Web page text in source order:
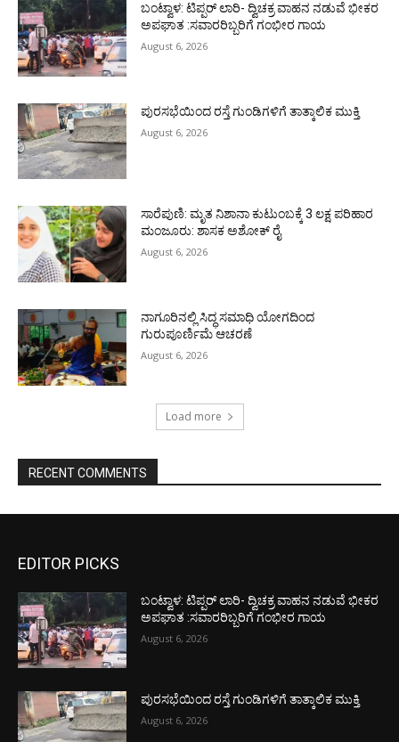
ಬಂಟ್ವಾಳ: ಟಿಪ್ಪರ್ ಲಾರಿ- ದ್ವಿಚಕ್ರ ವಾಹನ ನಡುವೆ ಭೀಕರ
ಅಪಘಾತ :ಸವಾರರಿಬ್ಬರಿಗೆ ಗಂಭೀರ ಗಾಯ
August 6, 2026
ಪುರಸಭೆಯಿಂದ ರಸ್ತೆ ಗುಂಡಿಗಳಿಗೆ ತಾತ್ಕಾಲಿಕ ಮುಕ್ತಿ
August 6, 2026
ಸಾರೆಪುಣಿ: ಮೃತ ನಿಶಾನಾ ಕುಟುಂಬಕ್ಕೆ 3 ಲಕ್ಷ ಪರಿಹಾರ
ಮಂಜೂರು: ಶಾಸಕ ಅಶೋಕ್ ರೈ
August 6, 2026
ನಾಗೂರಿನಲ್ಲಿ ಸಿದ್ಧ ಸಮಾಧಿ ಯೋಗದಿಂದ
ಗುರುಪೂರ್ಣಿಮೆ ಆಚರಣೆ
August 6, 2026
Load more
RECENT COMMENTS
EDITOR PICKS
ಬಂಟ್ವಾಳ: ಟಿಪ್ಪರ್ ಲಾರಿ- ದ್ವಿಚಕ್ರ ವಾಹನ ನಡುವೆ ಭೀಕರ
ಅಪಘಾತ :ಸವಾರರಿಬ್ಬರಿಗೆ ಗಂಭೀರ ಗಾಯ
August 6, 2026
ಪುರಸಭೆಯಿಂದ ರಸ್ತೆ ಗುಂಡಿಗಳಿಗೆ ತಾತ್ಕಾಲಿಕ ಮುಕ್ತಿ
August 6, 2026